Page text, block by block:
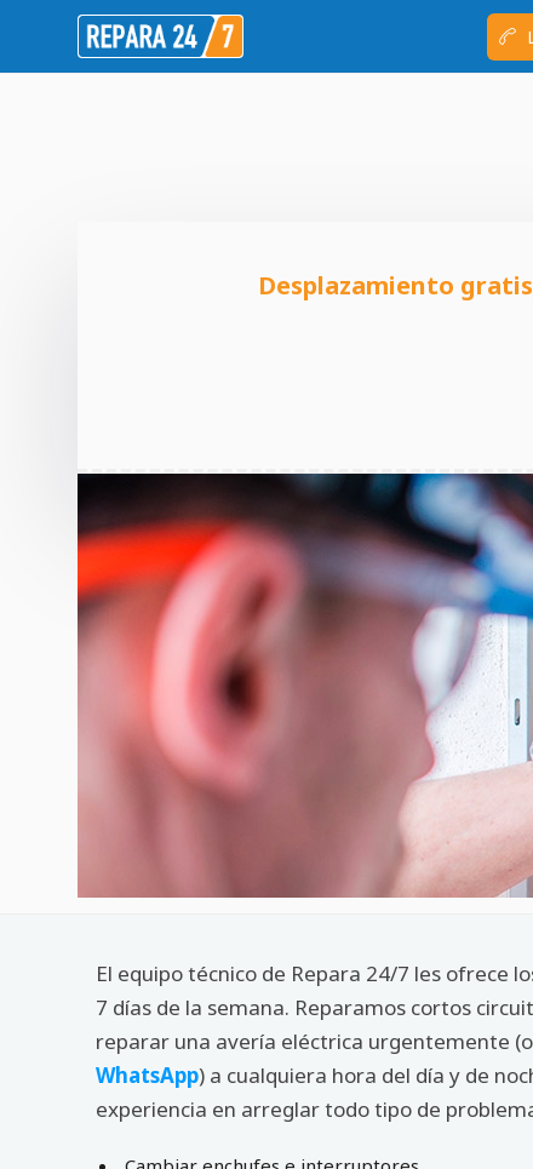
Desplazamiento gratis
El equipo técnico de Repara 24/7 les ofrece
7 días de la semana. Reparamos cortos
reparar una avería eléctrica urgentemente
WhatsApp) a cualquiera hora del día y de
experiencia en arreglar todo tipo de